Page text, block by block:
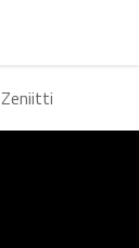
Zeniitti